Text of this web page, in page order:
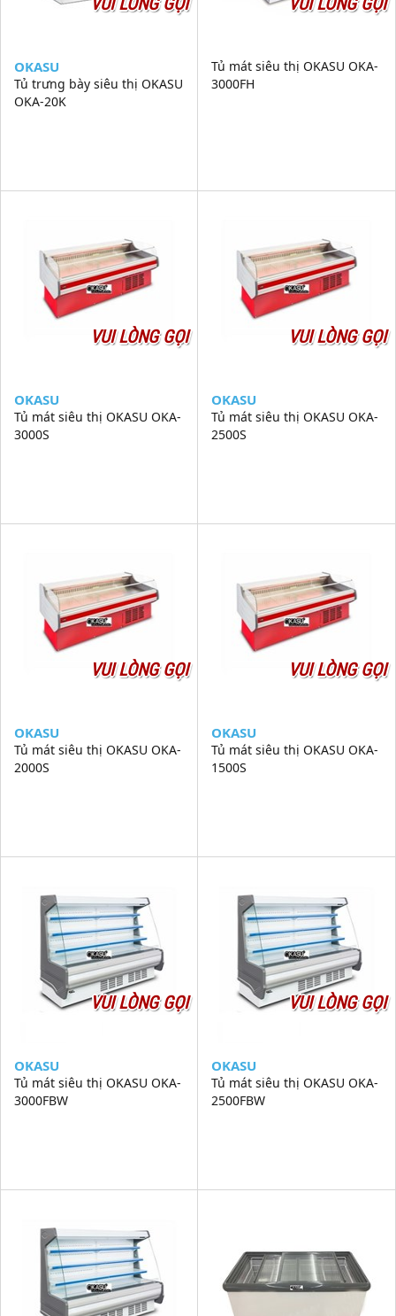
OKASU
Tủ trưng bày siêu thị OKASU
OKA-20K
Tủ mát siêu thị OKASU OKA-
3000FH
VUI LÒNG GỌI
OKASU
Tủ mát siêu thị OKASU OKA-
3000S
VUI LÒNG GỌI
OKASU
Tủ mát siêu thị OKASU OKA-
2500S
VUI LÒNG GỌI
OKASU
Tủ mát siêu thị OKASU OKA-
2000S
VUI LÒNG GỌI
OKASU
Tủ mát siêu thị OKASU OKA-
1500S
VUI LÒNG GỌI
OKASU
Tủ mát siêu thị OKASU OKA-
3000FBW
VUI LÒNG GỌI
OKASU
Tủ mát siêu thị OKASU OKA-
2500FBW